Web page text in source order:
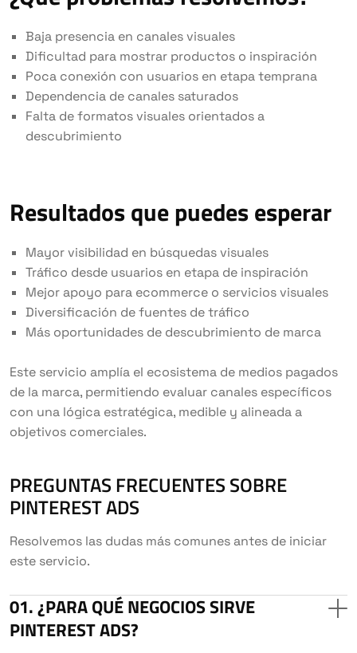
Baja presencia en canales visuales
Dificultad para mostrar productos o inspiración
Poca conexión con usuarios en etapa temprana
Dependencia de canales saturados
Falta de formatos visuales orientados a
descubrimiento
Resultados que puedes esperar
Mayor visibilidad en búsquedas visuales
Tráfico desde usuarios en etapa de inspiración
Mejor apoyo para ecommerce o servicios visuales
Diversificación de fuentes de tráfico
Más oportunidades de descubrimiento de marca
Este servicio amplía el ecosistema de medios pagados
de la marca, permitiendo evaluar canales específicos
con una lógica estratégica, medible y alineada a
objetivos comerciales.
PREGUNTAS FRECUENTES SOBRE
PINTEREST ADS
Resolvemos las dudas más comunes antes de iniciar
este servicio.
¿PARA QUÉ NEGOCIOS SIRVE
PINTEREST ADS?